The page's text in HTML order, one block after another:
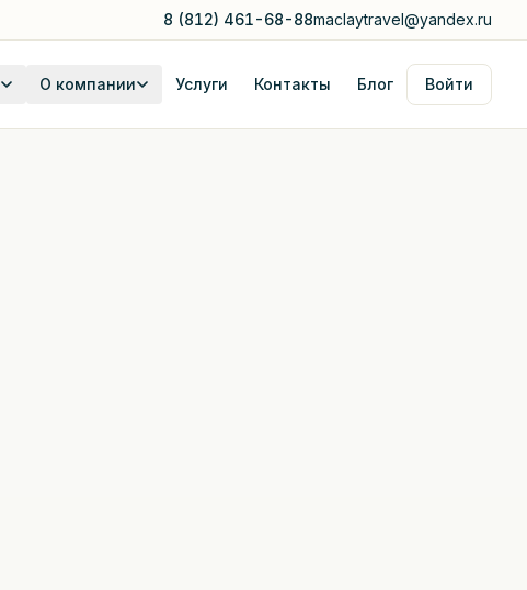
8 (812) 461-68-88maclaytravel@yandex.ru
О компании Услуги Контакты Блог Войти